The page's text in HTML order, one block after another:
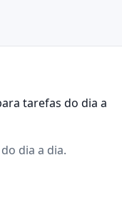
tarefas do dia a
dia a dia.